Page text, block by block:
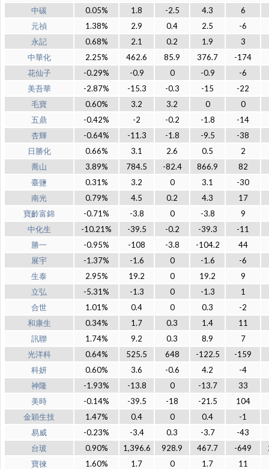
中碳
0.05% 1.8 -2.5 4.3
6
元禎
1.38% 2.9 0.4 2.5
-6
永記
0.68% 2.1 0.2 1.9
3
中華化
2.25% 462.6 85.9 376.7
-174
花仙子
-0.29% -0.9 0 -0.9
-6
美吾華
-2.87% -15.3 -0.3 -15
-22
毛寶
0.60% 3.2 3.2 0
0
五鼎
-0.42% -2 -0.2 -1.8
-14
杏輝
-0.64% -11.3 -1.8 -9.5
-38
日勝化
0.66% 3.1 2.6 0.5
2
喬山
3.89% 784.5 -82.4 866.9
82
臺鹽
0.31% 3.2 0 3.1
-30
南光
0.79% 4.5 0.2 4.3
17
寶齡富錦
-0.71% -3.8 0 -3.8
9
中化生
-10.21% -39.5 -0.2 -39.3
-11
勝一
-0.95% -108 -3.8 -104.2
44
展宇
-1.37% -1.6 0 -1.6
-6
生泰
2.95% 19.2 0 19.2
9
立弘
-5.31% -1.3 0 -1.3
1
合世
1.01% 0.4 0 0.3
-2
和康生
0.34% 1.7 0.3 1.4
11
訊聯
1.74% 9.2 0.3 8.9
7
光洋科
0.64% 525.5 648 -122.5
-159
科妍
0.60% 3.6 -0.6 4.2
-4
神隆
-1.93% -13.8 0 -13.7
33
美時
-0.14% -39.5 -18 -21.5
104
金穎生技
1.47% 0.4 0 0.4
-1
易威
-0.23% -3.4 0.3 -3.7
-43
台玻
0.90% 1,396.6 928.9 467.7 -649
寶徠
1.60% 1.7 0 1.7
11